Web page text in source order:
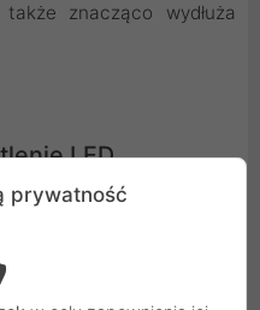
znacząco wydłuża
LED
dzieło sztuki! Aż
DC 5V) otoczy Twoje
światłem, nadając
prywatność